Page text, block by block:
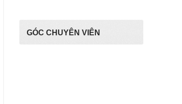
GÓC CHUYÊN VIÊN